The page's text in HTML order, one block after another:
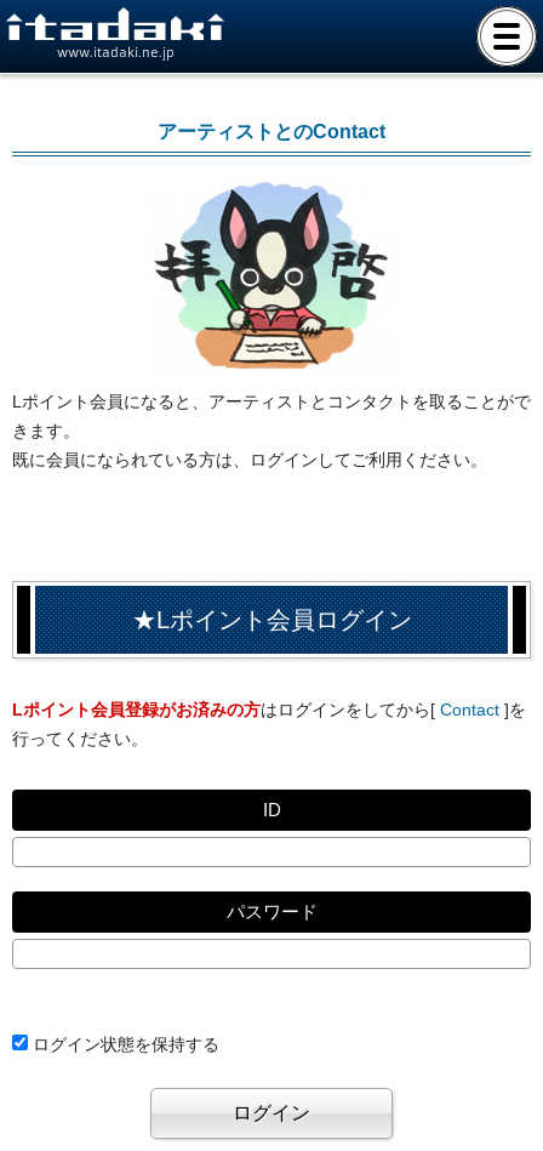
www.itadaki.ne.jp
アーティストとのContact
Lポイント会員になると、アーティストとコンタクトを取ることがで
きます。
既に会員になられている方は、ログインしてご利用ください。
★Lポイント会員ログイン
Lポイント会員登録がお済みの方はログインをしてから[ Contact ]を
行ってください。
ID
パスワード
ログイン状態を保持する